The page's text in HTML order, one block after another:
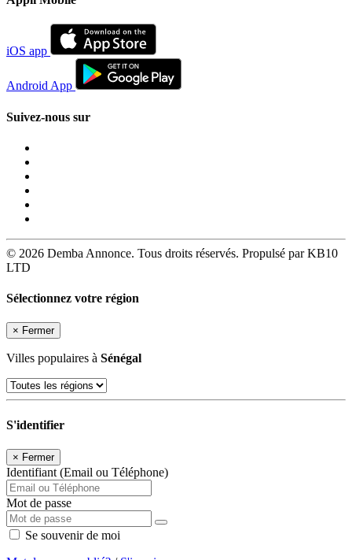
iOS app
Android App
Suivez-nous sur
© 2026 Demba Annonce. Tous droits réservés. Propulsé par KB10
LTD
Sélectionnez votre région
× Fermer
Villes populaires à Sénégal
S'identifier
× Fermer
Identifiant (Email ou Téléphone)
Mot de passe
Se souvenir de moi